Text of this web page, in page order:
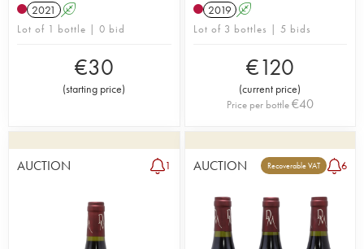
2021
A
Lot of 1 bottle | 0 bid
€30
(starting price)
2019 A
Lot of 3 bottles | 5 bids
€120
(current price)
Price per bottle€40
AUCTION 1 AUCTION Recoverable VAT 6